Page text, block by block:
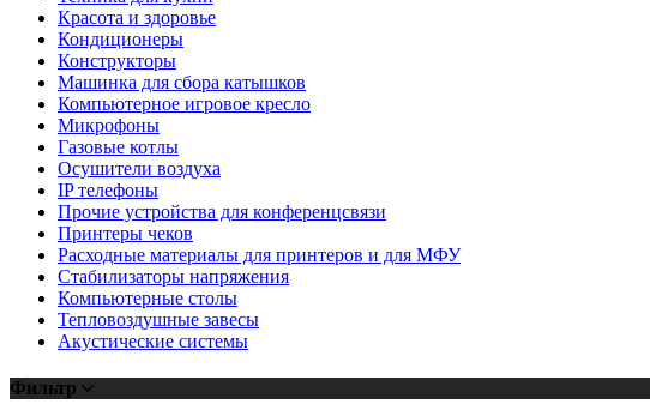
Красота и здоровье
Кондиционеры
Конструкторы
Машинка для сбора катышков
Компьютерное игровое кресло
Микрофоны
Газовые котлы
Осушители воздуха
IP телефоны
Прочие устройства для конференцсвязи
Принтеры чеков
Расходные материалы для принтеров и для МФУ
Стабилизаторы напряжения
Компьютерные столы
Тепловоздушные завесы
Акустические системы
Фильтр